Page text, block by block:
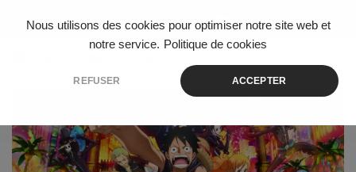
Nous utilisons des cookies pour optimiser notre site web et
notre service. Politique de cookies
REFUSER ACCEPTER
Skip to content